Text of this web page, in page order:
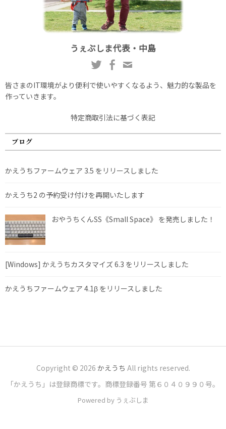
うぇぶしま代表・中島
皆さまのIT環境がより便利で使いやすくなるよう、魅力的な製品を
作っていきます。
特定商取引法に基づく表記
ブログ
かえうちファームウェア 3.5 をリリースしました
かえうち2 の予約受け付けを再開いたします
おやうちくんSS《Small Space》 を発売しました！
[Windows] かえうちカスタマイズ 6.3 をリリースしました
かえうちファームウェア 4.1β をリリースしました
Copyright © 2026 かえうち All rights reserved.
「かえうち」は登録商標です。商標登録番号 第６０４０９９０号。
Powered by うぇぶしま